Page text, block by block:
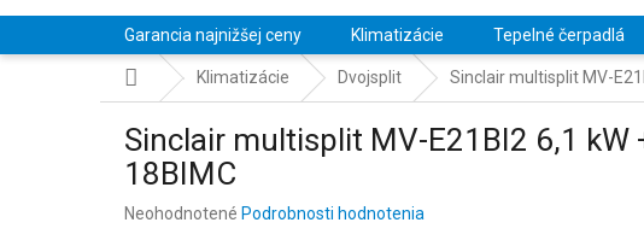
Garancia najnižšej ceny Klimatizácie Tepelné čerpadlá
DomovKlimatizácie Dvojsplit Sinclair multisplit MV-
Sinclair multisplit MV-E21BI2 6,1 kW
18BIMC
Priemerné
Neohodnotené Podrobnosti hodnotenia